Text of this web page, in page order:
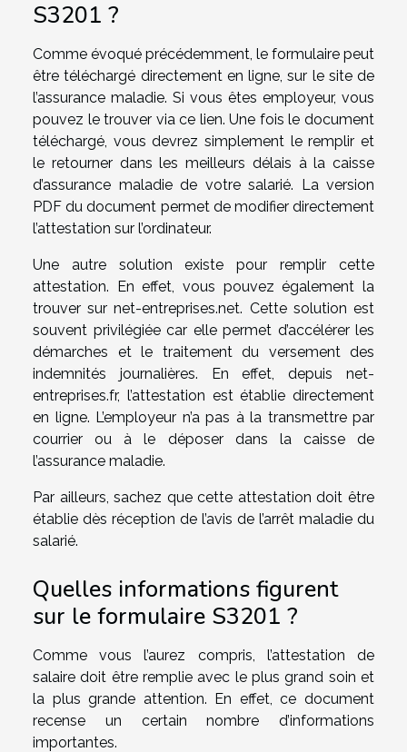
S3201 ?
Comme évoqué précédemment, le formulaire peut
être téléchargé directement en ligne, sur le site de
l’assurance maladie. Si vous êtes employeur, vous
pouvez le trouver via ce lien. Une fois le document
téléchargé, vous devrez simplement le remplir et
le retourner dans les meilleurs délais à la caisse
d’assurance maladie de votre salarié. La version
PDF du document permet de modifier directement
l’attestation sur l’ordinateur.
Une autre solution existe pour remplir cette
attestation. En effet, vous pouvez également la
trouver sur net-entreprises.net. Cette solution est
souvent privilégiée car elle permet d’accélérer les
démarches et le traitement du versement des
indemnités journalières. En effet, depuis net-
entreprises.fr, l’attestation est établie directement
en ligne. L’employeur n’a pas à la transmettre par
courrier ou à le déposer dans la caisse de
l’assurance maladie.
Par ailleurs, sachez que cette attestation doit être
établie dès réception de l’avis de l’arrêt maladie du
salarié.
Quelles informations figurent
sur le formulaire S3201 ?
Comme vous l’aurez compris, l’attestation de
salaire doit être remplie avec le plus grand soin et
la plus grande attention. En effet, ce document
recense un certain nombre d’informations
importantes.